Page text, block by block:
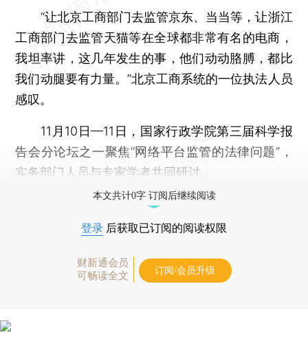
“让北京工商部门去监管京东、当当等，让浙江
工商部门去监管天猫等在全球都非常有名的电商，
我坦率讲，这几年发生的事，他们动动胳膊，都比
我们动腿要有力量。”北京工商系统的一位执法人员
感叹。
11月10日—11日，国家行政学院第三届科学报
告会分论坛之一聚焦“网络平台监管的法律问题”，
实务部门人员与专家学者共同研讨。
本文共计0字 订阅后继续阅读
登录 后获取已订阅的阅读权限
财新通会员
可畅读全文
订阅/会员升级